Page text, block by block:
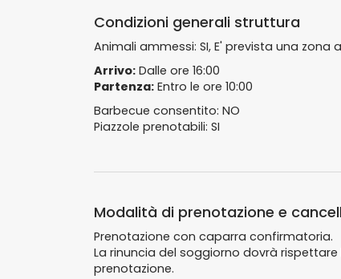
Condizioni generali struttura
Animali ammessi: SI, E' prevista una
Arrivo: Dalle ore 16:00
Partenza: Entro le ore 10:00
Barbecue consentito: NO
Piazzole prenotabili: SI
Modalità di prenotazione e
Prenotazione con caparra confirmatoria.
La rinuncia del soggiorno dovrà
prenotazione.